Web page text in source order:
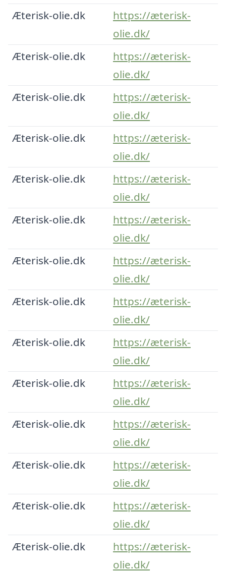
Æterisk-olie.dk
https://æterisk-
olie.dk/
Æterisk-olie.dk
https://æterisk-
olie.dk/
Æterisk-olie.dk
https://æterisk-
olie.dk/
Æterisk-olie.dk
https://æterisk-
olie.dk/
Æterisk-olie.dk
https://æterisk-
olie.dk/
Æterisk-olie.dk
https://æterisk-
olie.dk/
Æterisk-olie.dk
https://æterisk-
olie.dk/
Æterisk-olie.dk
https://æterisk-
olie.dk/
Æterisk-olie.dk
https://æterisk-
olie.dk/
Æterisk-olie.dk
https://æterisk-
olie.dk/
Æterisk-olie.dk
https://æterisk-
olie.dk/
Æterisk-olie.dk
https://æterisk-
olie.dk/
Æterisk-olie.dk
https://æterisk-
olie.dk/
Æterisk-olie.dk
https://æterisk-
olie.dk/